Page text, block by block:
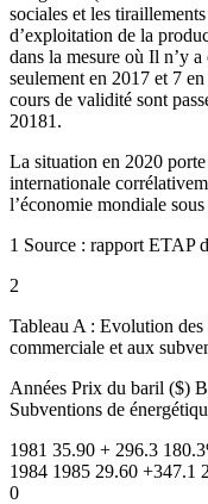
sociales et les
d’exploitation de la
dans la mesure où Il n’y
seulement en 2017 et 7
cours de validité sont
20181.
La situation en 2020
internationale
l’économie mondiale
1 Source : rapport ETAP
2
Tableau A : Evolution
commerciale et aux
Années Prix du baril ($)
Subventions de
1981 35.90 + 296.3
1984 1985 29.60 +347.1
0